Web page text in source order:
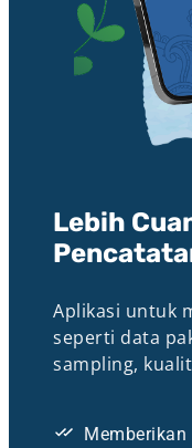
Lebih
Aplikasi untuk
seperti data
sampling,